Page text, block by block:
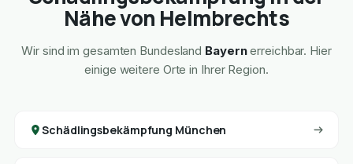
Nähe von Helmbrechts
Wir sind im gesamten Bundesland Bayernerreichbar. Hier
einige weitere Orte in Ihrer Region.
Schädlingsbekämpfung München